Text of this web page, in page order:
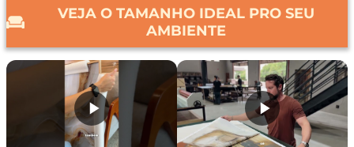
VEJA O TAMANHO IDEAL PRO SEU
AMBIENTE